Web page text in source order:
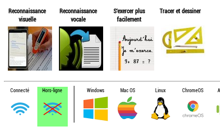
Reconnaissance
visuelle
Reconnaissance
vocale
S'exercer plus
facilement
Tracer et dessiner
Connecté Hors-ligne Windows Mac OS Linux ChromeOS